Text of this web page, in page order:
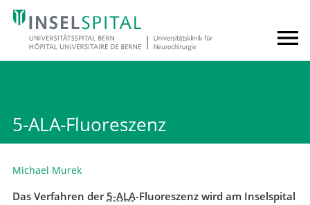
5-ALA-Fluoreszenz
Michael Murek
Das Verfahren der5-ALA-Fluoreszenz wird am Inselspital